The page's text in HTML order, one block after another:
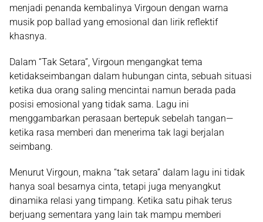
menjadi penanda kembalinya Virgoun dengan warna
musik pop ballad yang emosional dan lirik reflektif
khasnya.
Dalam “Tak Setara”, Virgoun mengangkat tema
ketidakseimbangan dalam hubungan cinta , sebuah situasi
ketika dua orang saling mencintai namun berada pada
posisi emosional yang tidak sama. Lagu ini
menggambarkan perasaan bertepuk sebelah tangan—
ketika rasa memberi dan menerima tak lagi berjalan
seimbang.
Menurut Virgoun, makna “tak setara” dalam lagu ini tidak
hanya soal besarnya cinta, tetapi juga menyangkut
dinamika relasi yang timpang. Ketika satu pihak terus
berjuang sementara yang lain tak mampu memberi